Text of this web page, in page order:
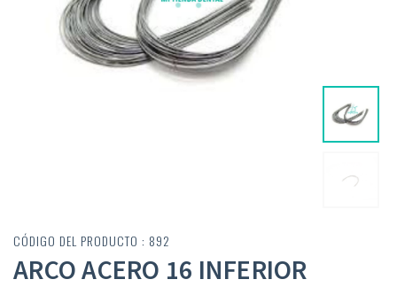
CÓDIGO DEL PRODUCTO : 892
ARCO ACERO 16 INFERIOR